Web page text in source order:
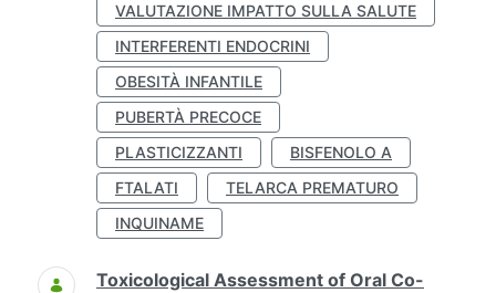
VALUTAZIONE IMPATTO SULLA SALUTE
INTERFERENTI ENDOCRINI
OBESITÀ INFANTILE
PUBERTÀ PRECOCE
PLASTICIZZANTI
BISFENOLO A
FTALATI
TELARCA PREMATURO
INQUINAME
Toxicological Assessment of Oral Co-